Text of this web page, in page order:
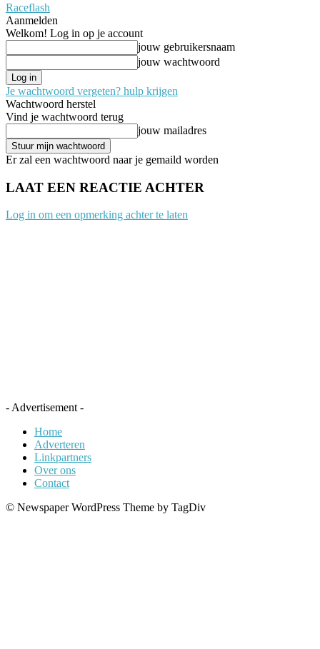
Raceflash
Aanmelden
Welkom! Log in op je account
jouw gebruikersnaam
jouw wachtwoord
Je wachtwoord vergeten? hulp krijgen
Wachtwoord herstel
Vind je wachtwoord terug
jouw mailadres
Er zal een wachtwoord naar je gemaild worden
LAAT EEN REACTIE ACHTER
Log in om een opmerking achter te laten
- Advertisement -
Home
Adverteren
Linkpartners
Over ons
Contact
© Newspaper WordPress Theme by TagDiv